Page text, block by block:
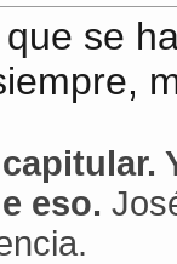
se
eso.